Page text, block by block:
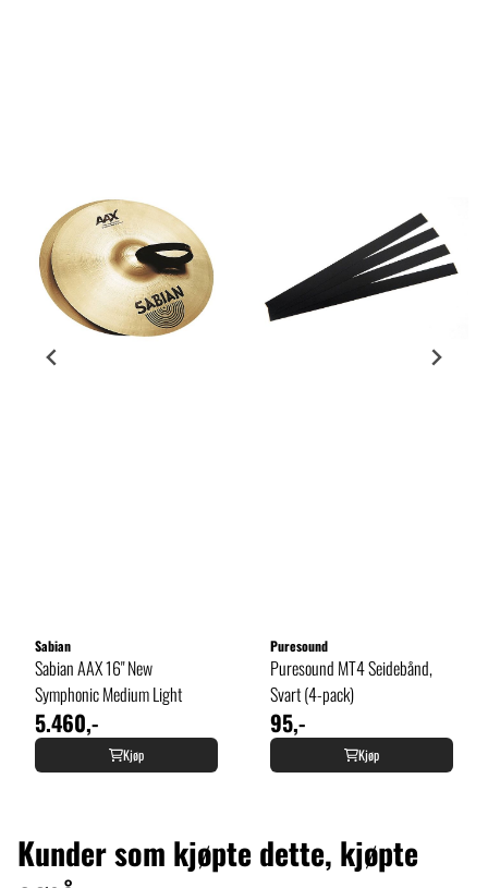
Sabian
Sabian AAX 16" New
Symphonic Medium Light
5.460,-
Kjøp
Puresound
Puresound MT4 Seidebånd,
Svart (4-pack)
95,-
Kjøp
Kunder som kjøpte dette, kjøpte